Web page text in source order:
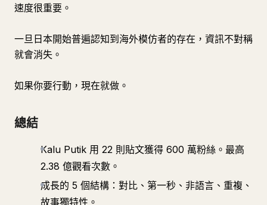
速度很重要。
一旦日本開始普遍認知到海外模仿者的存在，資訊不對稱
就會消失。
如果你要行動，現在就做。
總結
Kalu Putik 用 22 則貼文獲得 600 萬粉絲。最高
2.38 億觀看次數。
成長的 5 個結構：對比、第一秒、非語言、重複、
故事獨特性。